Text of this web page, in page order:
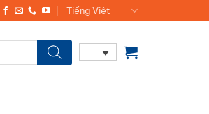
Tiếng Việt